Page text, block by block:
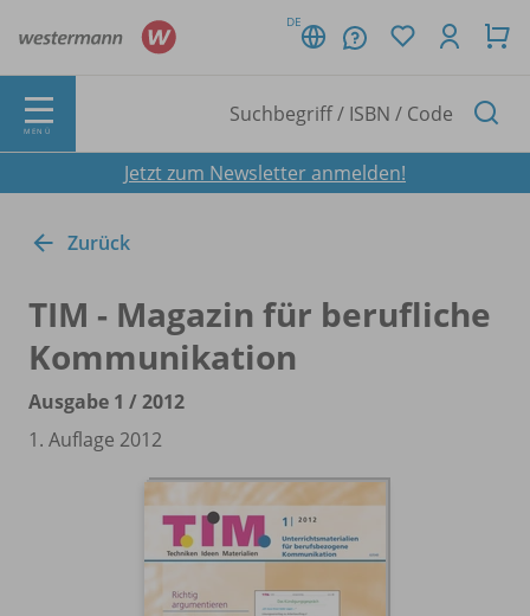
DE
MENÜ
Jetzt zum Newsletter anmelden!
Zurück
TIM - Magazin für berufliche
Kommunikation
Ausgabe 1 /2012
1. Auflage 2012